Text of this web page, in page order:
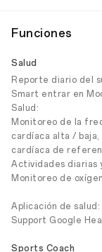
Funciones
Salud
Reporte diario del
Smart entrar en
Salud:
Monitoreo de la
cardíaca alta /
cardíaca de
Actividades diarias
Monitoreo de
Aplicación de salud:
Support Google
Sports Coach